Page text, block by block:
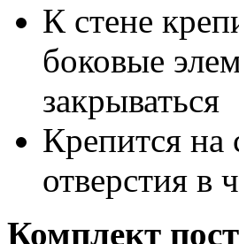
К стене
боковые
закрываться
Крепится на
отверстия в
Комплект